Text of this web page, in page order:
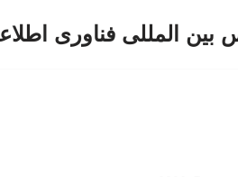
بین المللی فناوری